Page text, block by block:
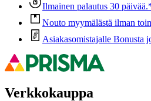
Ilmainen palautus 30
Nouto myymälästä ilman
Asiakasomistajalle Bonusta
Verkkokauppa